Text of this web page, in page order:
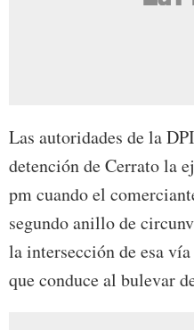
Las autoridades de la
detención de Cerrato la
pm cuando el
segundo anillo de
la intersección de esa
que conduce al bulevar